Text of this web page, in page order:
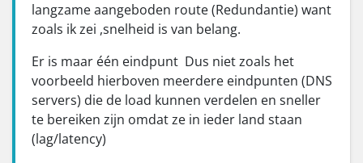
langzame aangeboden route (Redundantie) want
zoals ik zei ,snelheid is van belang.
Er is maar één eindpunt Dus niet zoals het
voorbeeld hierboven meerdere eindpunten (DNS
servers) die de load kunnen verdelen en sneller
te bereiken zijn omdat ze in ieder land staan
(lag/latency)